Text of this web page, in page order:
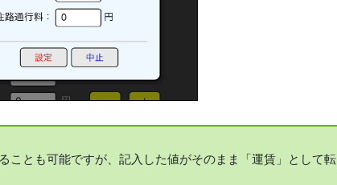
ことも可能ですが、記入した値がそのまま「運賃」として転